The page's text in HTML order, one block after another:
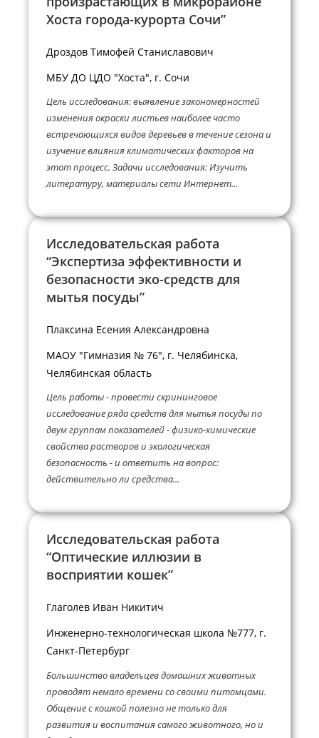
Хоста города-курорта Сочи”
Дроздов Тимофей Станиславович
МБУ ДО ЦДО "Хоста", г. Сочи
Цель исследования: выявление закономерностей
изменения окраски листьев наиболее часто
встречающихся видов деревьев в течение сезона и
изучение влияния климатических факторов на
этот процесс. Задачи исследования: Изучить
литературу, материалы сети Интернет...
Исследовательская работа
“Экспертиза эффективности и
безопасности эко-средств для
мытья посуды”
Плаксина Есения Александровна
МАОУ "Гимназия № 76", г. Челябинска,
Челябинская область
Цель работы - провести скрининговое
исследование ряда средств для мытья посуды по
двум группам показателей - физико‑химические
свойства растворов и экологическая
безопасность - и ответить на вопрос:
действительно ли средства...
Исследовательская работа
“Оптические иллюзии в
восприятии кошек”
Глаголев Иван Никитич
Инженерно-технологическая школа №777, г.
Санкт-Петербург
Большинство владельцев домашних животных
проводят немало времени со своими питомцами.
Общение с кошкой полезно не только для
развития и воспитания самого животного, но и